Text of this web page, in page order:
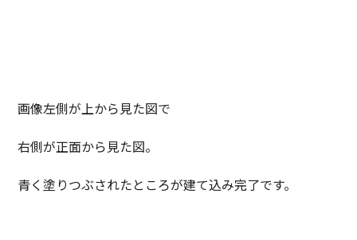
画像左側が上から見た図で
右側が正面から見た図。
青く塗りつぶされたところが建て込み完了です。